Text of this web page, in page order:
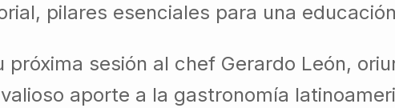
pilares esenciales para una
sesión al chef Gerardo León,
aporte a la gastronomía